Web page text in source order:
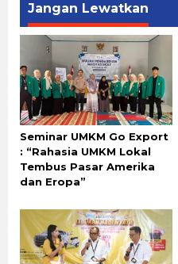
Jangan Lewatkan
Seminar UMKM Go Export
: “Rahasia UMKM Lokal
Tembus Pasar Amerika
dan Eropa”